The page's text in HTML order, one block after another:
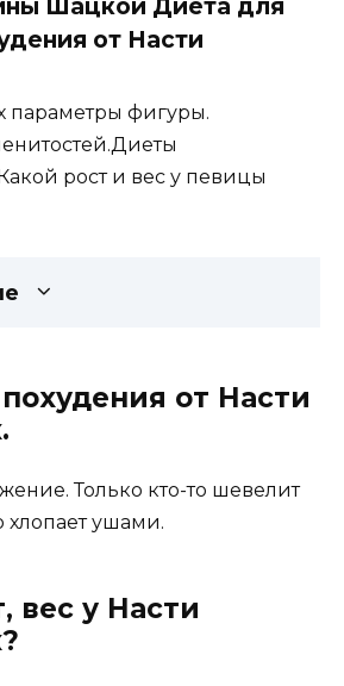
от Насти
параметры фигуры.
рост и вес у певицы
от Насти
Только кто-то шевелит
хлопает ушами.
вес у Насти